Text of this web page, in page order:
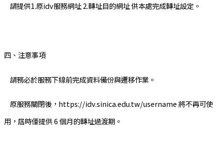
請提供1.原idv服務網址 2.轉址目的網址 供本處完成轉址設定。
四、注意事項
請務必於服務下線前完成資料備份與遷移作業。
原服務關閉後，https://idv.sinica.edu.tw/username 將不再可使
用，屆時僅提供 6 個月的轉址過渡期。